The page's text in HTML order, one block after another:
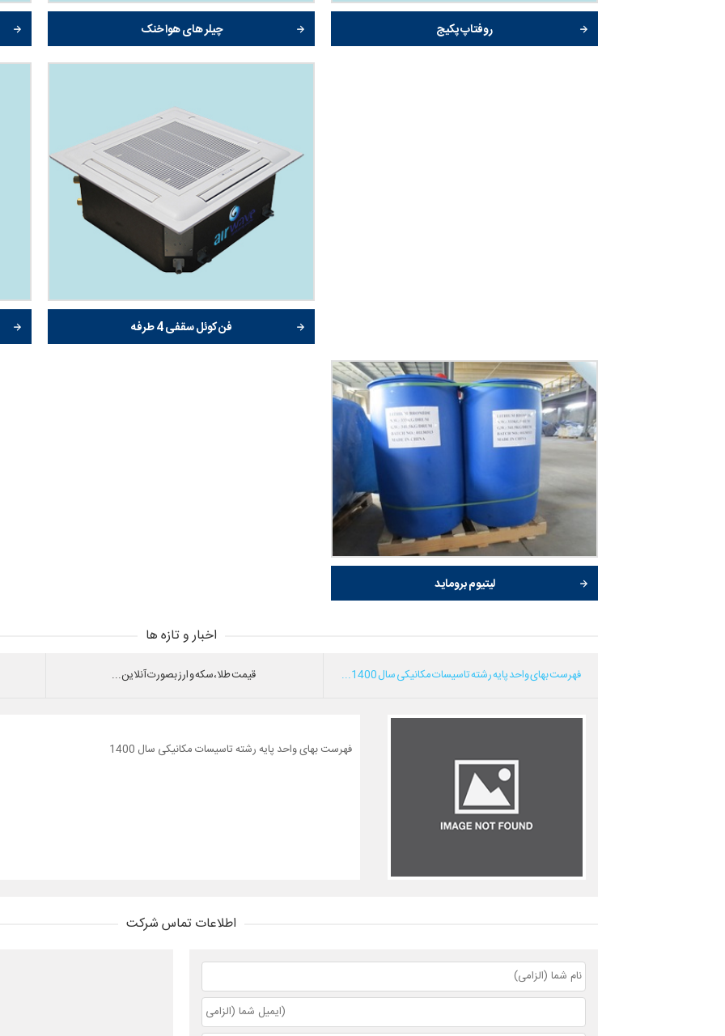
روفتاپ پکیج چیلر های هوا خنک
فن کوئل سقفی 4 طرفه
لیتیوم بروماید
اخبار و تازه ها
فهرست بهای واحد پایه رشته تاسیسات مکانیکی سال 1400... قیمت طلا،سکه و ارز بصورت آنلاین...
فهرست بهای واحد پایه رشته تاسیسات مکانیکی سال 1400
اطلاعات تماس شرکت